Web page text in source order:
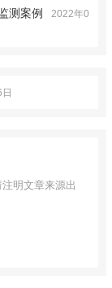
测案例
2022年0
明文章来源出